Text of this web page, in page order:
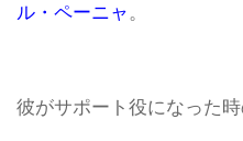
ル・ペーニャ。
彼がサポート役になった時